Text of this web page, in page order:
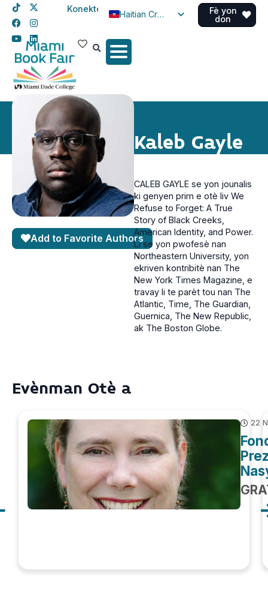
Konekte
Haitian Creole
Spanish
Fè yon
don
Kaleb Gayle
Add to Favorite Authors
CALEB GAYLE se yon jounalis
ki genyen prim e otè liv We
Refuse to Forget: A True
Story of Black Creeks,
American Identity, and Power.
Li se yon pwofesè nan
Northeastern University, yon
ekriven kontribitè nan The
New York Times Magazine, e
travay li te parèt tou nan The
Atlantic, Time, The Guardian,
Guernica, The New Republic,
ak The Boston Globe.
Evènman Otè a
22